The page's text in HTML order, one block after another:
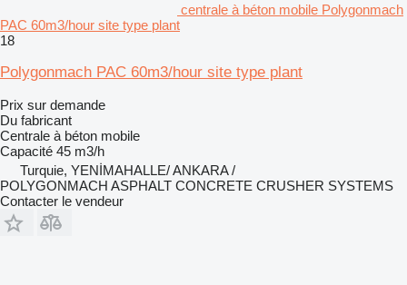
centrale à béton mobile Polygonmach
PAC 60m3/hour site type plant
18
Polygonmach PAC 60m3/hour site type plant
Prix sur demande
Du fabricant
Centrale à béton mobile
Capacité 45 m3/h
Turquie, YENİMAHALLE/ ANKARA /
POLYGONMACH ASPHALT CONCRETE CRUSHER SYSTEMS
Contacter le vendeur